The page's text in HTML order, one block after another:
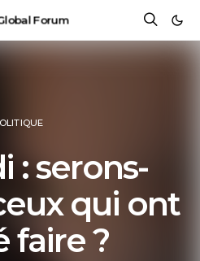
Forum
: serons-
qui ont
faire ?